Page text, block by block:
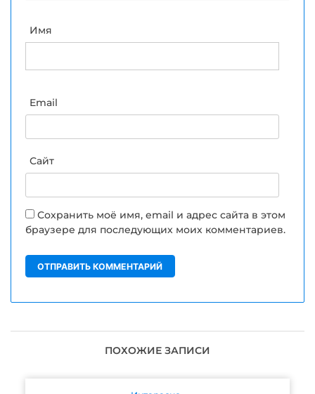
Имя
Email
Сайт
Сохранить моё имя, email и адрес сайта в этом
браузере для последующих моих комментариев.
ПОХОЖИЕ ЗАПИСИ